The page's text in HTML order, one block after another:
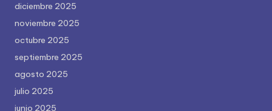
diciembre 2025
noviembre 2025
octubre 2025
septiembre 2025
agosto 2025
julio 2025
junio 2025